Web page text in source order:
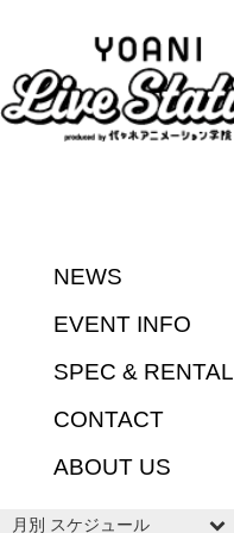
NEWS
EVENT INFO
SPEC & RENTAL
CONTACT
ABOUT US
月別 スケジュール